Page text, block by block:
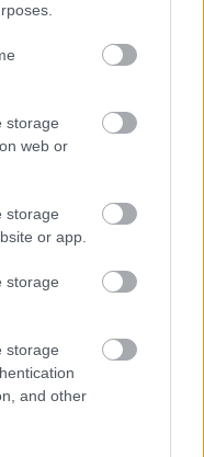
storage
web or
storage
or app.
storage
storage
and other
vianočných
Najbližšie
si s nimi ušetríte